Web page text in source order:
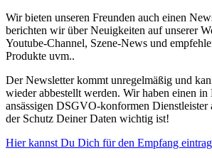
Wir bieten unseren Freunden auch einen
berichten wir über Neuigkeiten auf unserer
Youtube-Channel, Szene-News und
Produkte uvm..
Der Newsletter kommt unregelmäßig und
wieder abbestellt werden. Wir haben einen in
ansässigen DSGVO-konformen Dienstleister
der Schutz Deiner Daten wichtig ist!
Hier kannst Du Dich für den Empfang